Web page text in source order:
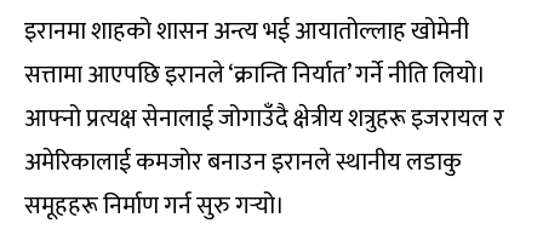
इरानमा शाहको शासन अन्त्य भई आयातोल्लाह खोमेनी
सत्तामा आएपछि इरानले ‘क्रान्ति निर्यात’ गर्ने नीति लियो।
आफ्नो प्रत्यक्ष सेनालाई जोगाउँदै क्षेत्रीय शत्रुहरू इजरायल र
अमेरिकालाई कमजोर बनाउन इरानले स्थानीय लडाकु
समूहहरू निर्माण गर्न सुरु गर्‍यो।